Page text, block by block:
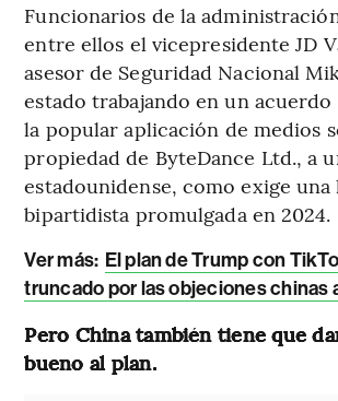
Funcionarios de la
entre ellos el vicepresidente JD
asesor de Seguridad Nacional
estado trabajando en un
la popular aplicación de medios
propiedad de ByteDance Ltd., a
estadounidense, como exige una
bipartidista promulgada en 2024.
Ver más: El plan de Trump con
truncado por las objeciones chinas
Pero China también tiene que
bueno al plan.